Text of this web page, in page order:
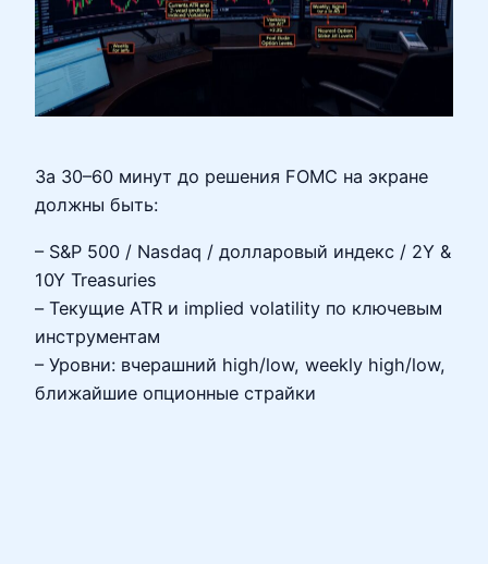
За 30–60 минут до решения FOMC на экране
должны быть:
– S&P 500 / Nasdaq / долларовый индекс / 2Y &
10Y Treasuries
– Текущие ATR и implied volatility по ключевым
инструментам
– Уровни: вчерашний high/low, weekly high/low,
ближайшие опционные страйки